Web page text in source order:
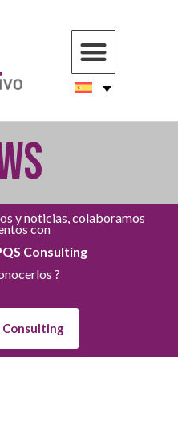
y noticias, colaboramos
con
Consulting
?
Consulting